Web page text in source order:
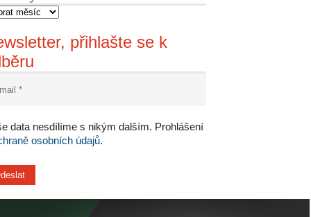
přihlašte se k
data nesdílíme s nikým dalším. Prohlášení
osobních údajů.